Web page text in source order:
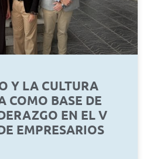
Y LA CULTURA
COMO BASE DE
EN EL V
EMPRESARIOS